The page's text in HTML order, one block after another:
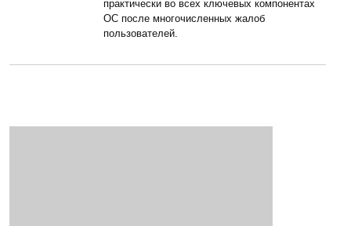
практически во всех ключевых компонентах
ОС после многочисленных жалоб
пользователей.